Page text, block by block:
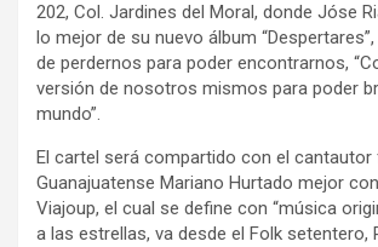
202, Col. Jardines del Moral, donde Jóse
lo mejor de su nuevo álbum
de perdernos para poder encontrarnos,
versión de nosotros mismos para poder
mundo”.
El cartel será compartido con el cantautor
Guanajuatense Mariano Hurtado mejor
Viajoup, el cual se define con “música
a las estrellas, va desde el Folk setentero,